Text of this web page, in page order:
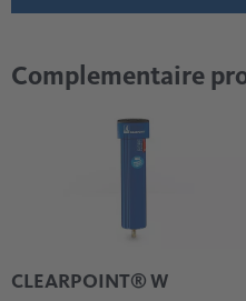
Complementaire
CLEARPOINT® W